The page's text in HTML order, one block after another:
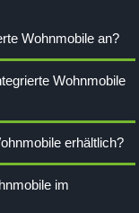
Wohnmobile an?
Wohnmobile
erhältlich?
im